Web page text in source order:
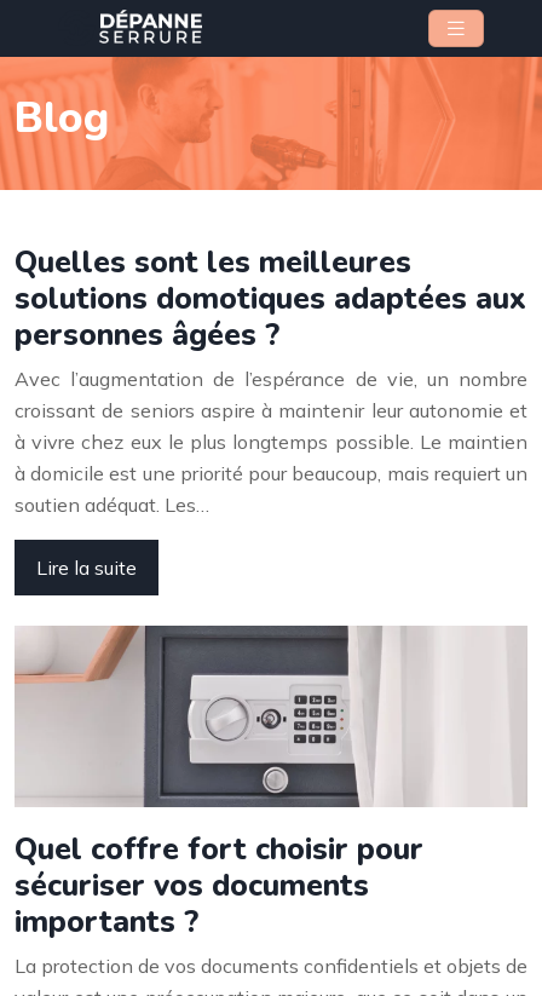
Blog
Quelles sont les meilleures
solutions domotiques adaptées aux
personnes âgées ?
Avec l’augmentation de l’espérance de vie, un nombre
croissant de seniors aspire à maintenir leur autonomie et
à vivre chez eux le plus longtemps possible. Le maintien
à domicile est une priorité pour beaucoup, mais requiert un
soutien adéquat. Les…
Lire la suite
Quel coffre fort choisir pour
sécuriser vos documents
importants ?
La protection de vos documents confidentiels et objets de